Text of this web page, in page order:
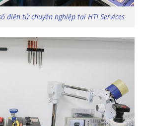
điện tử chuyên nghiệp tại HTI Services